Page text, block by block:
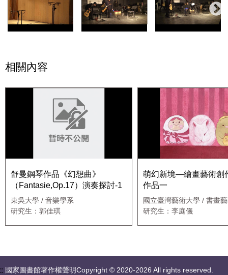
相關內容
舒曼鋼琴作品《幻想曲》
（Fantasie,Op.17）演奏探討-1
東吳大學 / 音樂學系
研究生：郭佳琪
萌幻新境—繪畫藝術創
作品一
國立臺灣藝術大學 / 書畫
研究生：李庭儀
國家圖書館著作權聲明Copyright © 2020-2026 All rights reserved.